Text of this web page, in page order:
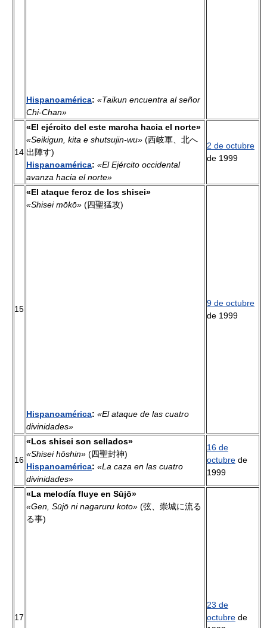
Hispanoamérica: «Taikun encuentra al señor
Chi-Chan»
14
«El ejército del este marcha hacia el norte»
«Seikigun, kita e shutsujin-wu» (西岐軍、北へ
出陣す)
Hispanoamérica: «El Ejército occidental
avanza hacia el norte»
2 de octubre
de 1999
15
«El ataque feroz de los shisei»
«Shisei mōkō» (四聖猛攻)
Hispanoamérica: «El ataque de las cuatro
divinidades»
9 de octubre
de 1999
16
«Los shisei son sellados»
«Shisei hōshin» (四聖封神)
Hispanoamérica: «La caza en las cuatro
divinidades»
16 de
octubre de
1999
17
«La melodía fluye en Sūjō»
«Gen, Sūjō ni nagaruru koto» (弦、崇城に流る
る事)
23 de
octubre de